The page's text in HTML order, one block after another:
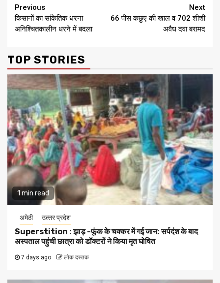
Continue
Reading
Previous
किसानों का सांकेतिक धरना
अनिश्चितकालीन धरने में बदला
Next
66 पीस कछुए की खाल व 702 शीशी
अवैध दवा बरामद
TOP STORIES
1 min read
अमेठी उत्‍तर प्रदेश
Superstition : झाड़ -फूंक के चक्कर में गई जान: सर्पदंश के बाद
अस्पताल पहुंची छात्रा को डॉक्टरों ने किया मृत घोषित
7 days ago लोक दस्तक